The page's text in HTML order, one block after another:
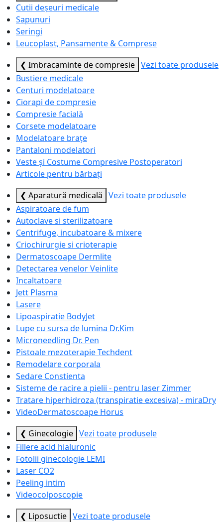
Cutii deșeuri medicale
Sapunuri
Seringi
Leucoplast, Pansamente & Comprese
❮ Imbracaminte de compresie Vezi toate produsele
Bustiere medicale
Centuri modelatoare
Ciorapi de compresie
Compresie facială
Corsete modelatoare
Modelatoare brațe
Pantaloni modelatori
Veste și Costume Compresive Postoperatori
Articole pentru bărbați
❮ Aparatură medicală Vezi toate produsele
Aspiratoare de fum
Autoclave si sterilizatoare
Centrifuge, incubatoare & mixere
Criochirurgie si crioterapie
Dermatoscoape Dermlite
Detectarea venelor Veinlite
Incaltatoare
Jett Plasma
Lasere
Lipoaspiratie BodyJet
Lupe cu sursa de lumina Dr.Kim
Microneedling Dr. Pen
Pistoale mezoterapie Techdent
Remodelare corporala
Sedare Constienta
Sisteme de racire a pielii - pentru laser Zimmer
Tratare hiperhidroza (transpiratie excesiva) - miraDry
VideoDermatoscoape Horus
❮ Ginecologie Vezi toate produsele
Fillere acid hialuronic
Fotolii ginecologie LEMI
Laser CO2
Peeling intim
Videocolposcopie
❮ Liposuctie Vezi toate produsele